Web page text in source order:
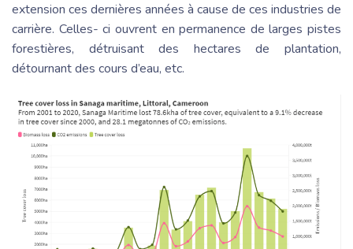
extension ces dernières années à cause de ces industries de
carrière. Celles- ci ouvrent en permanence de larges pistes
forestières, détruisant des hectares de plantation,
détournant des cours d’eau, etc.